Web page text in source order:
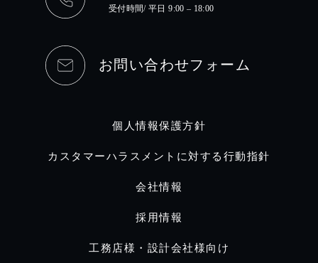
受付時間/ 平日 9:00 – 18:00
お問い合わせフォーム
個人情報保護方針
カスタマーハラスメントに対する行動指針
会社情報
採用情報
工務店様・設計会社様向け